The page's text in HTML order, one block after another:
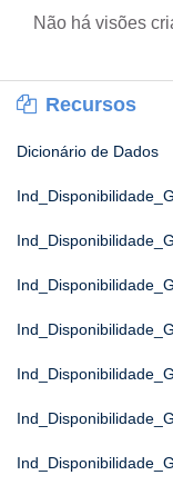
Não há visões
Recursos
Dicionário de Dados